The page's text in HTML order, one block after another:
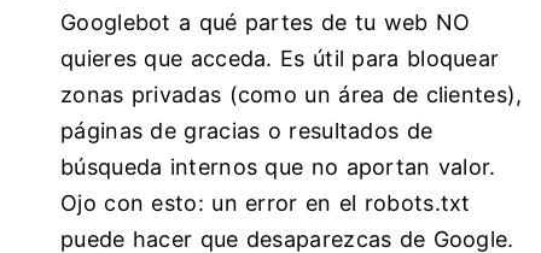
Googlebot a qué partes de tu web NO
quieres que acceda. Es útil para bloquear
zonas privadas (como un área de clientes),
páginas de gracias o resultados de
búsqueda internos que no aportan valor.
Ojo con esto: un error en el robots.txt
puede hacer que desaparezcas de Google.